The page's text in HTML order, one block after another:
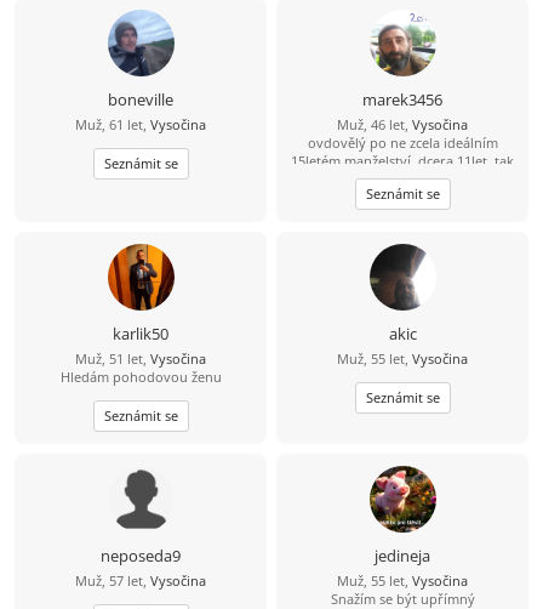
boneville
Muž, 61 let, Vysočina
Seznámit se
marek3456
Muž, 46 let, Vysočina
ovdovělý po ne zcela ideálním
15letém manželství, dcera 11let, tak
trochu alternativně a pronárodně
smýšlející, tj. fráze konzum a úspěch
již se mě tak úplně netýkají, přírodu
pobytu se zcela vázán necítím,
uvítám ženu trochu otevřené mysli
Seznámit se
karlik50
Muž, 51 let, Vysočina
Hledám pohodovou ženu
Seznámit se
akic
Muž, 55 let, Vysočina
Seznámit se
neposeda9
Muž, 57 let, Vysočina
jedineja
Muž, 55 let, Vysočina
Snažím se být upřímný